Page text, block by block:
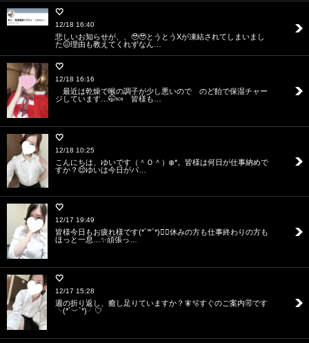
🤍
12/18 16:40
悲しいお知らせが、、🥹🥹とうとうXが凍結されてしまいまし
た😖理由も教えてくれずなん…
🤍
12/18 16:16
最近は乾燥で喉の調子が少し悪いので のど飴で保湿チャー
ジしています…🤭🍬 皆様も…
🤍
12/18 10:25
こんにちは、ゆいです（＾Ｏ＾）❄️*。皆様は何日が仕事納めで
すか？😌ゆいは今日がパ…
🤍
12/17 19:49
皆様今日もお疲れ様です(*´꒳`*)❤️‍🔥休みの方も仕事終わりの方も
ほっと一息…✨頑張っ…
🤍
12/17 15:28
週の折り返し、癒し足りていますか？🧚🫧すぐのご案内🉑です
╰(*´︶`*)╯♡